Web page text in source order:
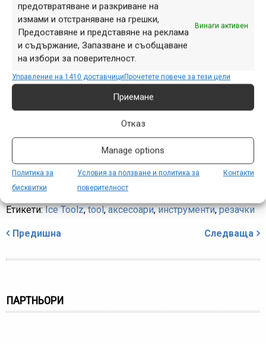
предотвратяване и разкриване на
измами и отстраняване на грешки,
Предоставяне и представяне на реклама
и съдържание, Запазване и съобщаване
на избори за поверителност.
Винаги активен
Управление на 1410 доставчициПрочетете повече за тези цели
Приемане
Отказ
Manage options
Политика за
бисквитки
Условия за ползване и политика за
поверителност
Контакти
използвате, но има и доста хора, на които им се налага
да извършват ремонтите сами – било защото обичат да
го правят, било по някакви други съображения. На тях
бих препоръчал тези резачки като продукт с отлично
съотношение цена/качество/функционалност.
„Веломания“ ЕООД
тел: 8127072
www.velomania-bg.com
Етикети:Ice Toolz,tool,аксесоари,инструменти,резачки
Предишна Следваща
ПАРТНЬОРИ